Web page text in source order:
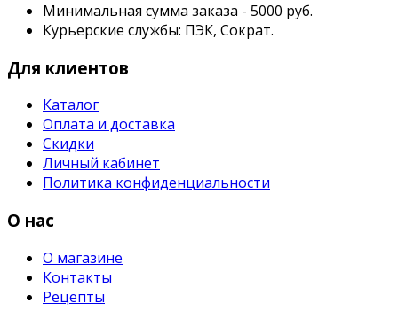
Минимальная сумма заказа - 5000 руб.
Курьерские службы: ПЭК, Сократ.
Для клиентов
Каталог
Оплата и доставка
Скидки
Личный кабинет
Политика конфиденциальности
О нас
О магазине
Контакты
Рецепты